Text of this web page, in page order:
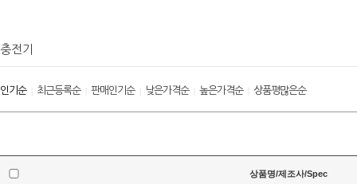
충전기
인기순| 최근등록순| 판매인기순| 낮은가격순| 높은가격순| 상품평많은순
상품명/제조사/Spec